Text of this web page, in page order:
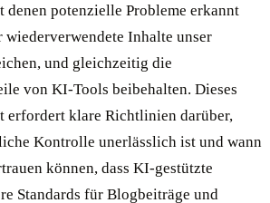
denen potenzielle Probleme erkannt
wiederverwendete Inhalte unser
und gleichzeitig die
von KI-Tools beibehalten. Dieses
erfordert klare Richtlinien darüber,
Kontrolle unerlässlich ist und wann
können, dass KI-gestützte
Standards für Blogbeiträge und